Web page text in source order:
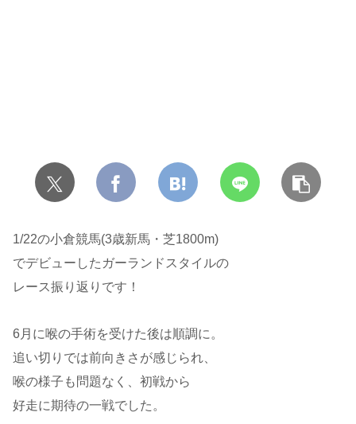
1/22の小倉競馬(3歳新馬・芝1800m)
でデビューしたガーランドスタイルの
レース振り返りです！
6月に喉の手術を受けた後は順調に。
追い切りでは前向きさが感じられ、
喉の様子も問題なく、初戦から
好走に期待の一戦でした。